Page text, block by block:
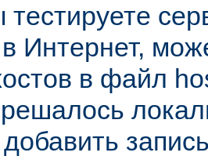
тестируете
Интернет,
в файл